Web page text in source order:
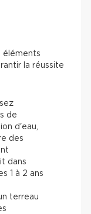
éléments
la réussite
de
d'eau,
des
dans
1 à 2 ans
terreau